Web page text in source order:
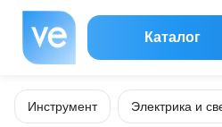
Каталог
Инструмент Электрика и